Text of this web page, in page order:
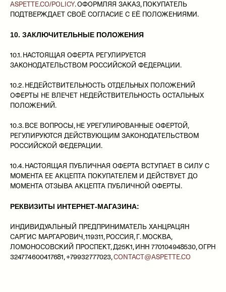
ASPETTE.CO/POLICY. ОФОРМЛЯЯ ЗАКАЗ, ПОКУПАТЕЛЬ
ПОДТВЕРЖДАЕТ СВОЁ СОГЛАСИЕ С ЕЁ ПОЛОЖЕНИЯМИ.
10. ЗАКЛЮЧИТЕЛЬНЫЕ ПОЛОЖЕНИЯ
10.1. НАСТОЯЩАЯ ОФЕРТА РЕГУЛИРУЕТСЯ
ЗАКОНОДАТЕЛЬСТВОМ РОССИЙСКОЙ ФЕДЕРАЦИИ.
10.2. НЕДЕЙСТВИТЕЛЬНОСТЬ ОТДЕЛЬНЫХ ПОЛОЖЕНИЙ
ОФЕРТЫ НЕ ВЛЕЧЕТ НЕДЕЙСТВИТЕЛЬНОСТЬ ОСТАЛЬНЫХ
ПОЛОЖЕНИЙ.
10.3. ВСЕ ВОПРОСЫ, НЕ УРЕГУЛИРОВАННЫЕ ОФЕРТОЙ,
РЕГУЛИРУЮТСЯ ДЕЙСТВУЮЩИМ ЗАКОНОДАТЕЛЬСТВОМ
РОССИЙСКОЙ ФЕДЕРАЦИИ.
10.4. НАСТОЯЩАЯ ПУБЛИЧНАЯ ОФЕРТА ВСТУПАЕТ В СИЛУ С
МОМЕНТА ЕЕ АКЦЕПТА ПОКУПАТЕЛЕМ И ДЕЙСТВУЕТ ДО
МОМЕНТА ОТЗЫВА АКЦЕПТА ПУБЛИЧНОЙ ОФЕРТЫ.
РЕКВИЗИТЫ ИНТЕРНЕТ-МАГАЗИНА:
ИНДИВИДУАЛЬНЫЙ ПРЕДПРИНИМАТЕЛЬ ХАНЦРАЦЯН
САРГИС МАРГАРОВИЧ, 119311, РОССИЯ, Г. МОСКВА,
ЛОМОНОСОВСКИЙ ПРОСПЕКТ, Д25К1, ИНН 770104948530, ОГРН
324774600417681, +79932777023,CONTACT@ASPETTE.CO